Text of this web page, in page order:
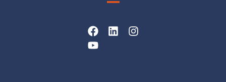
Facebook
LinkedinInstagram
Youtube